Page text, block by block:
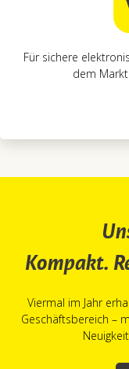
Für sichere
dem
Kompakt.
Viermal im Jahr
Geschäftsbereich –